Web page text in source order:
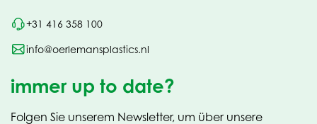
+31 416 358 100
info@oerlemansplastics.nl
immer up to date?
Folgen Sie unserem Newsletter, um über unsere